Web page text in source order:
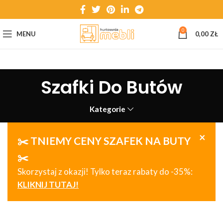
MENU 0 0,00 ZŁ
Szafki Do Butów
Kategorie
×
✂️ TNIEMY CENY SZAFEK NA BUTY
✂️
Skorzystaj z okazji! Tylko teraz rabaty do -35%:
KLIKNIJ TUTAJ!